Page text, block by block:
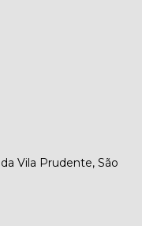
Vila Prudente, São